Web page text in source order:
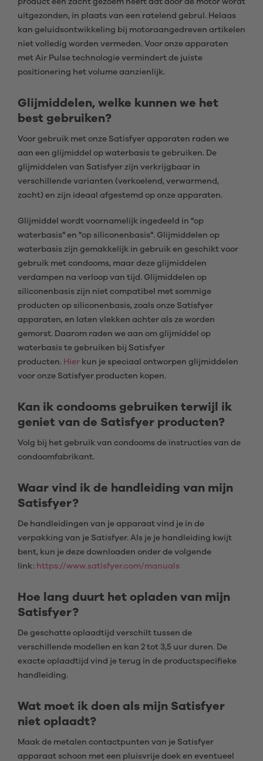
product een zacht gezoem heeft dat door de motor wordt
uitgezonden, in plaats van een ratelend gebrul. Helaas
kan geluidsontwikkeling bij motoraangedreven artikelen
niet volledig worden vermeden. Voor onze apparaten
met Air Pulse technologie vermindert de juiste
positionering het volume aanzienlijk.
Glijmiddelen, welke kunnen we het
best gebruiken?
Voor gebruik met onze Satisfyer apparaten raden we
aan een glijmiddel op waterbasis te gebruiken. De
glijmiddelen van Satisfyer zijn verkrijgbaar in
verschillende varianten (verkoelend, verwarmend,
zacht) en zijn ideaal afgestemd op onze apparaten.
Glijmiddel wordt voornamelijk ingedeeld in "op
waterbasis" en "op siliconenbasis". Glijmiddelen op
waterbasis zijn gemakkelijk in gebruik en geschikt voor
gebruik met condooms, maar deze glijmiddelen
verdampen na verloop van tijd. Glijmiddelen op
siliconenbasis zijn niet compatibel met sommige
producten op siliconenbasis, zoals onze Satisfyer
apparaten, en laten vlekken achter als ze worden
gemorst. Daarom raden we aan om glijmiddel op
waterbasis te gebruiken bij Satisfyer
producten. Hier kun je speciaal ontworpen glijmiddelen
voor onze Satisfyer producten kopen.
Kan ik condooms gebruiken terwijl ik
geniet van de Satisfyer producten?
Volg bij het gebruik van condooms de instructies van de
condoomfabrikant.
Waar vind ik de handleiding van mijn
Satisfyer?
De handleidingen van je apparaat vind je in de
verpakking van je Satisfyer. Als je je handleiding kwijt
bent, kun je deze downloaden onder de volgende
link: https://www.satisfyer.com/manuals
Hoe lang duurt het opladen van mijn
Satisfyer?
De geschatte oplaadtijd verschilt tussen de
verschillende modellen en kan 2 tot 3,5 uur duren. De
exacte oplaadtijd vind je terug in de productspecifieke
handleiding.
Wat moet ik doen als mijn Satisfyer
niet oplaadt?
Maak de metalen contactpunten van je Satisfyer
apparaat schoon met een pluisvrije doek en eventueel